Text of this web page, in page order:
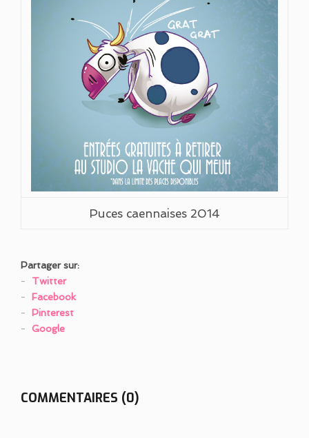
Puces caennaises 2014
Partager sur:
Twitter
Facebook
Pinterest
Google
COMMENTAIRES (0)